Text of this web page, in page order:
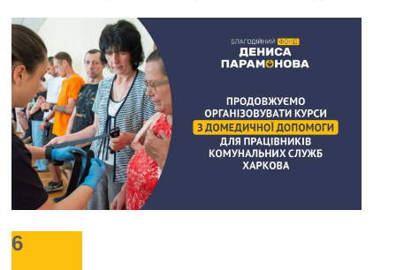
живлення під час масштабних
відключень електроенергії. З таким
проханням про допомогу до Фонду
звернулося керівництво «Буревісника».
6